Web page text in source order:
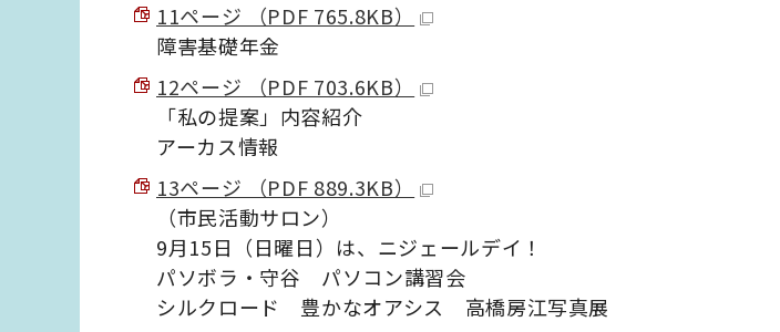
11ページ （PDF 765.8KB）
障害基礎年金
12ページ （PDF 703.6KB）
「私の提案」内容紹介
アーカス情報
13ページ （PDF 889.3KB）
（市民活動サロン）
9月15日（日曜日）は、ニジェールデイ！
パソボラ・守谷 パソコン講習会
シルクロード 豊かなオアシス 高橋房江写真展